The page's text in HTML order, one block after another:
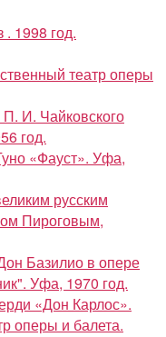
1998 год.
театр оперы
И. Чайковского
год.
«Фауст». Уфа,
русским
Пироговым,
Базилио в опере
Уфа, 1970 год.
«Дон Карлос».
оперы и балета.